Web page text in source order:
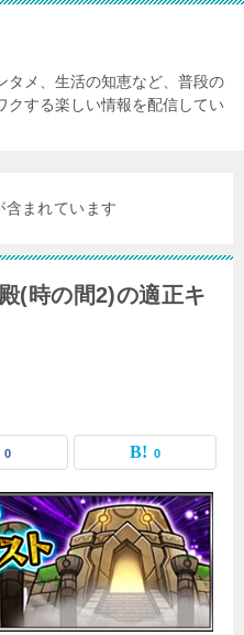
タメ、生活の知恵など、普段の
クする楽しい情報を配信してい
まれています
(時の間2)の適正キ
0 0